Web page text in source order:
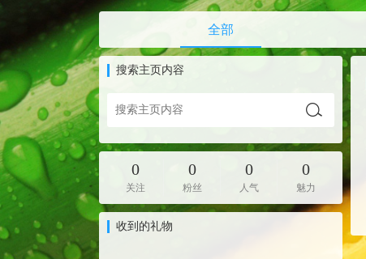
全部
搜索主页内容
0
关注
0
粉丝
0
人气
0
魅力
收到的礼物